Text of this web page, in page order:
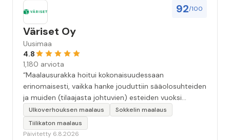
92/100
Väriset Oy
Uusimaa
4.8
1,180 arviota
“Maalausurakka hoitui kokonaisuudessaan
erinomaisesti, vaikka hanke jouduttiin sääolosuhteiden
ja muiden (tilaajasta johtuvien) esteiden vuoksi
keskeyttämään n. 3 viikoksi. Maalaistulos on oikein
hyvä, yhteydenpito erinomaista, jälkityöt tehtiin
huolellisesti. Suosittelen. Erityiskiitos itse maalareille:
Ulkoverhouksen maalaus
Sokkelin maalaus
Tiilikaton maalaus
Päivitetty 6.8.2026